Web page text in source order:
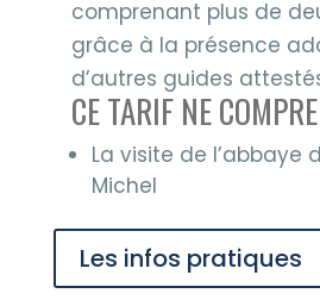
comprenant plus de
grâce à la présence
d’autres guides
CE TARIF NE
La visite de l’abbaye
Michel
Les infos pratiques